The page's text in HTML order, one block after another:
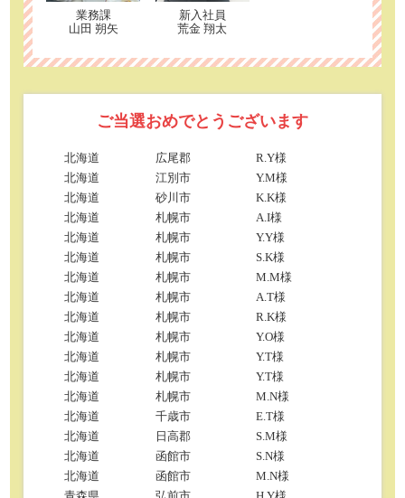
業務課
山田 朔矢
新入社員
荒金 翔太
ご当選おめでとうございます
北海道 広尾郡
R.Y様
北海道
江別市
Y.M様
北海道
砂川市
K.K様
北海道
札幌市
A.I様
北海道
札幌市
Y.Y様
北海道
札幌市
S.K様
北海道
札幌市
M.M様
北海道
札幌市
A.T様
北海道
札幌市
R.K様
北海道
札幌市
Y.O様
北海道
札幌市
Y.T様
北海道
札幌市
Y.T様
北海道
札幌市
M.N様
北海道
千歳市
E.T様
北海道
日高郡
S.M様
北海道
函館市
S.N様
北海道
函館市
M.N様